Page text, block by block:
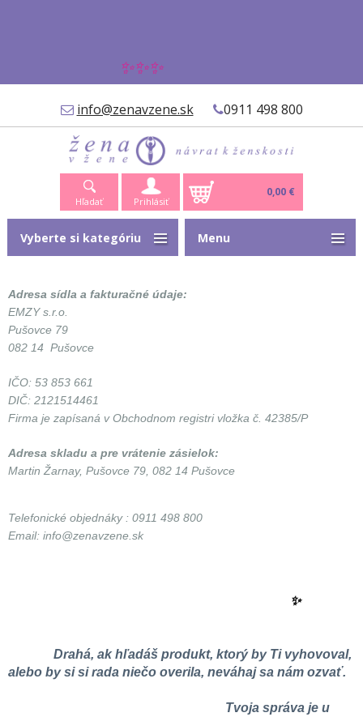
✨✨✨
info@zenavzene.sk 0911 498 800
Hľadať Prihlásiť
0,00 €
Adresa sídla a fakturačné údaje:
EMZY s.r.o.
Pušovce 79
082 14 Pušovce
IČO: 53 853 661
DIČ: 2121514461
Firma je zapísaná v Obchodnom registri vložka č. 42385/P
Adresa skladu a pre vrátenie zásielok:
Martin Žarnay, Pušovce 79, 082 14 Pušovce
Telefonické objednáky : 0911 498 800
Email: info@zenavzene.sk
✨
Drahá, ak hľadáš produkt, ktorý by Ti vyhovoval,
alebo by si si rada niečo overila, neváhaj sa nám ozvať.
Tvoja správa je u
Vyberte si kategóriu Menu